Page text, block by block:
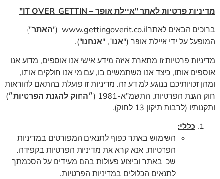
מדיניות פרטיות לאתר "איילת אופר – IT OVER GETTIN
"
ברוכים הבאים לאתרwww.gettingoverit.co.il ("
האתר")
המופעל על ידי איילת אופר ("אנו", "אנחנו").
מדיניות פרטיות זו מתארת איזה מידע אישי אנו אוספים, מדוע אנו
אוספים אותו, כיצד אנו משתמשים בו, עם מי אנו חולקים אותו,
ומהן זכויותיכם בנוגע למידע זה. מדיניות זו פועלת בהתאם להוראות
חוק הגנת הפרטיות, התשמ"א-1981 (״
החוק להגנת הפרטיות״)
ותקנותיו (לרבות תיקון 13 לחוק).
כללי:
השימוש באתר כפוף לתנאים המפורטים במדיניות
הפרטיות. אנא קרא את מדיניות הפרטיות בקפידה,
שכן באתר וביצוע פעולות בהם מעידים על הסכמתך
לתנאים הכלולים במדיניות הפרטיות.